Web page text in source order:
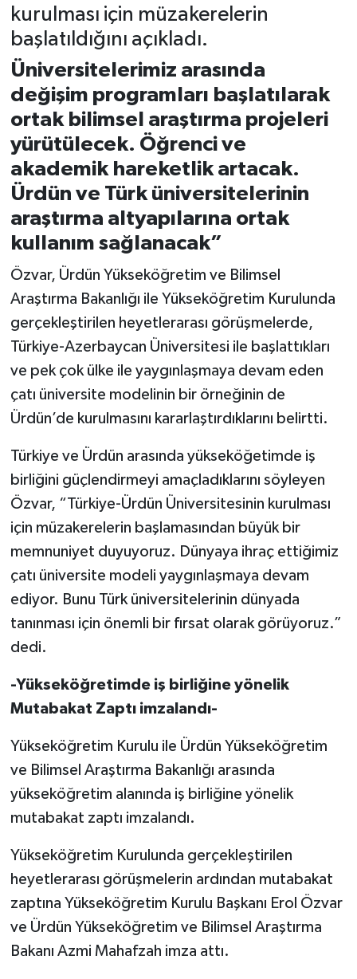
kurulması için müzakerelerin
başlatıldığını açıkladı.
Üniversitelerimiz arasında
değişim programları başlatılarak
ortak bilimsel araştırma projeleri
yürütülecek. Öğrenci ve
akademik hareketlik artacak.
Ürdün ve Türk üniversitelerinin
araştırma altyapılarına ortak
kullanım sağlanacak”
Özvar, Ürdün Yükseköğretim ve Bilimsel
Araştırma Bakanlığı ile Yükseköğretim Kurulunda
gerçekleştirilen heyetlerarası görüşmelerde,
Türkiye-Azerbaycan Üniversitesi ile başlattıkları
ve pek çok ülke ile yaygınlaşmaya devam eden
çatı üniversite modelinin bir örneğinin de
Ürdün’de kurulmasını kararlaştırdıklarını belirtti.
Türkiye ve Ürdün arasında yükseköğetimde iş
birliğini güçlendirmeyi amaçladıklarını söyleyen
Özvar, “Türkiye-Ürdün Üniversitesinin kurulması
için müzakerelerin başlamasından büyük bir
memnuniyet duyuyoruz. Dünyaya ihraç ettiğimiz
çatı üniversite modeli yaygınlaşmaya devam
ediyor. Bunu Türk üniversitelerinin dünyada
tanınması için önemli bir fırsat olarak görüyoruz.”
dedi.
-Yükseköğretimde iş birliğine yönelik
Mutabakat Zaptı imzalandı-
Yükseköğretim Kurulu ile Ürdün Yükseköğretim
ve Bilimsel Araştırma Bakanlığı arasında
yükseköğretim alanında iş birliğine yönelik
mutabakat zaptı imzalandı.
Yükseköğretim Kurulunda gerçekleştirilen
heyetlerarası görüşmelerin ardından mutabakat
zaptına Yükseköğretim Kurulu Başkanı Erol Özvar
ve Ürdün Yükseköğretim ve Bilimsel Araştırma
Bakanı Azmi Mahafzah imza attı.